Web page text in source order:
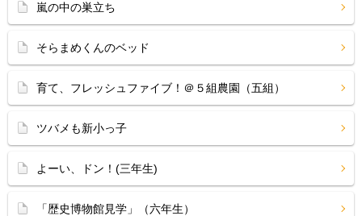
嵐の中の巣立ち
そらまめくんのベッド
育て、フレッシュファイブ！＠５組農園（五組）
ツバメも新小っ子
よーい、ドン！(三年生)
「歴史博物館見学」（六年生）